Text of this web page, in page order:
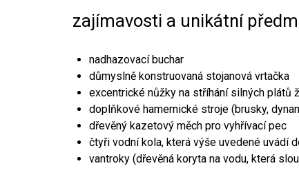
zajímavosti a unikátní
nadhazovací buchar
důmyslně konstruovaná stojanová vrtačka
excentrické nůžky na stříhání silných plátů
doplňkové hamernické stroje (brusky,
dřevěný kazetový měch pro vyhřívací pec
čtyři vodní kola, která výše uvedené uvádí
vantroky (dřevěná koryta na vodu, která